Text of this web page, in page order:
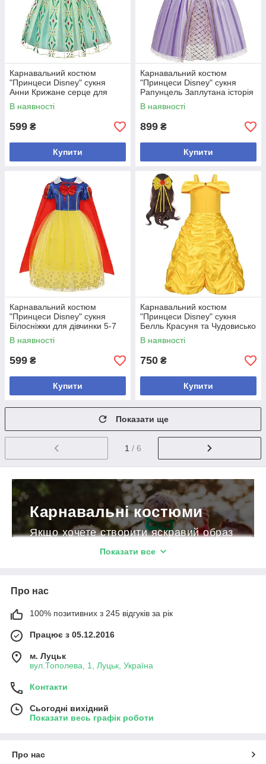
Карнавальний костюм
"Принцеси Disney" сукня
Анни Крижане серце для
дівчинки 5-7 років
В наявності
599 ₴
Купити
Карнавальний костюм
"Принцеси Disney" сукня
Рапунцель Заплутана історія
для дівчинки 5-7 років
В наявності
899 ₴
Купити
Карнавальний костюм
"Принцеси Disney" сукня
Білосніжки для дівчинки 5-7
років
В наявності
599 ₴
Купити
Карнавальний костюм
"Принцеси Disney" сукня
Белль Красуня та Чудовисько
для дівчинки 3-7 років
В наявності
750 ₴
Купити
Показати ще
1 / 6
Карнавальні костюми
Якщо хочете створити яскравий образ
на якісні дитячі карнавальні костюми,
Дитячі карнавальні костюми:
призначення та особливості
Якщо готуєтеся до дитячого свята і не хочете самостійно
викроювати костюм феї або звіздаря зі старої піжами, то
замовте готові, барвисті і якісні ліцензійні костюми для
дітей.
допомагають дітям розкриватися, уявляти себе в нових
Показати все
Про нас
100% позитивних з 245 відгуків за рік
Працює з 05.12.2016
м. Луцьк
вул.Тополева, 1, Луцьк, Україна
Контакти
Сьогодні вихідний
Показати весь графік роботи
Про нас